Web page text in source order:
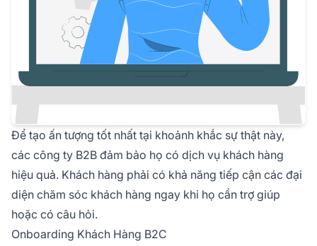
Để tạo ấn tượng tốt nhất tại khoảnh khắc sự thật này,
các công ty B2B đảm bảo họ có dịch vụ khách hàng
hiệu quả. Khách hàng phải có khả năng tiếp cận các đại
diện chăm sóc khách hàng ngay khi họ cần trợ giúp
hoặc có câu hỏi.
Onboarding Khách Hàng B2C